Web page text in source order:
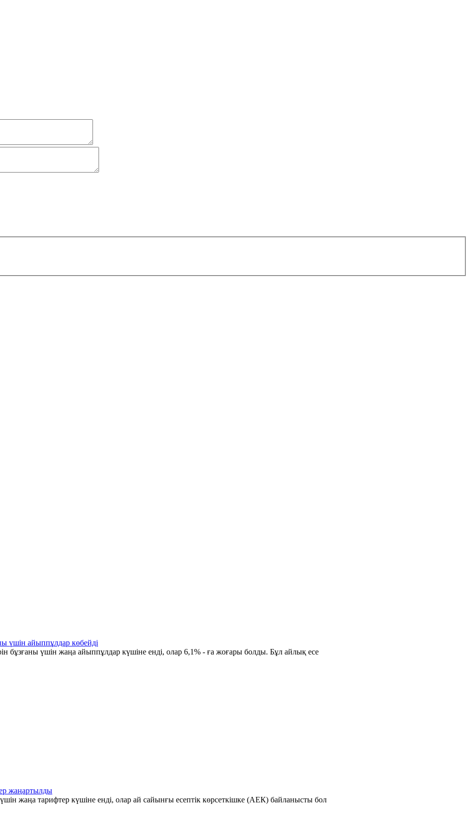
үшін айыппұлдар көбейді
бұзғаны үшін жаңа айыппұлдар күшіне енді, олар 6,1% - ға жоғары болды. Бұл айлық есе
жаңартылды
жаңа тарифтер күшіне енді, олар ай сайынғы есептік көрсеткішке (АЕК) байланысты бол